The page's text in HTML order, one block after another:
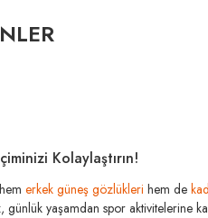
Kolaylaştırın!
erkek güneş gözlükleri hem de
yaşamdan spor aktivitelerine